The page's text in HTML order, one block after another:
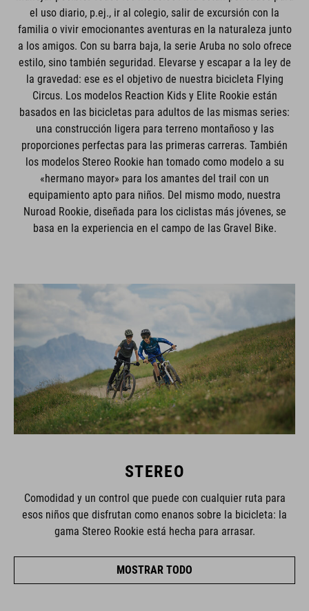
el uso diario, p.ej., ir al colegio, salir de excursión con la
familia o vivir emocionantes aventuras en la naturaleza junto
a los amigos. Con su barra baja, la serie Aruba no solo ofrece
estilo, sino también seguridad. Elevarse y escapar a la ley de
la gravedad: ese es el objetivo de nuestra bicicleta Flying
Circus. Los modelos Reaction Kids y Elite Rookie están
basados en las bicicletas para adultos de las mismas series:
una construcción ligera para terreno montañoso y las
proporciones perfectas para las primeras carreras. También
los modelos Stereo Rookie han tomado como modelo a su
«hermano mayor» para los amantes del trail con un
equipamiento apto para niños. Del mismo modo, nuestra
Nuroad Rookie, diseñada para los ciclistas más jóvenes, se
basa en la experiencia en el campo de las Gravel Bike.
STEREO
esos niños que disfrutan como enanos sobre la bicicleta: la
gama Stereo Rookie está hecha para arrasar.